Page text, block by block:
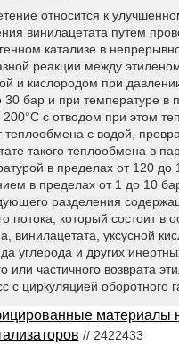
относится к
винилацетата путем
катализе в
реакции между
и кислородом при
30 бар и при температуре в
200°С с отводом при этом
теплообмена с водой,
такого теплообмена в
в пределах от 120 до
в пределах от 1 до 10
разделения
потока, который состоит в
винилацетата, уксусной
углерода и других
или частичного возврата
с циркуляцией оборотного
материалы
// 2422433